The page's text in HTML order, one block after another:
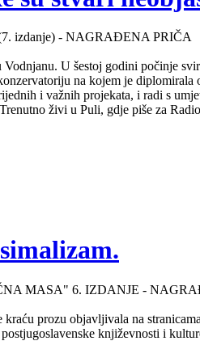
izdanje) - NAGRAĐENA PRIČA
U šestoj godini počinje
na kojem je
i važnih projekata, i radi s
živi u Puli, gdje piše za
MASA" 6. IZDANJE -
kraću prozu objavljivala na
književnosti i